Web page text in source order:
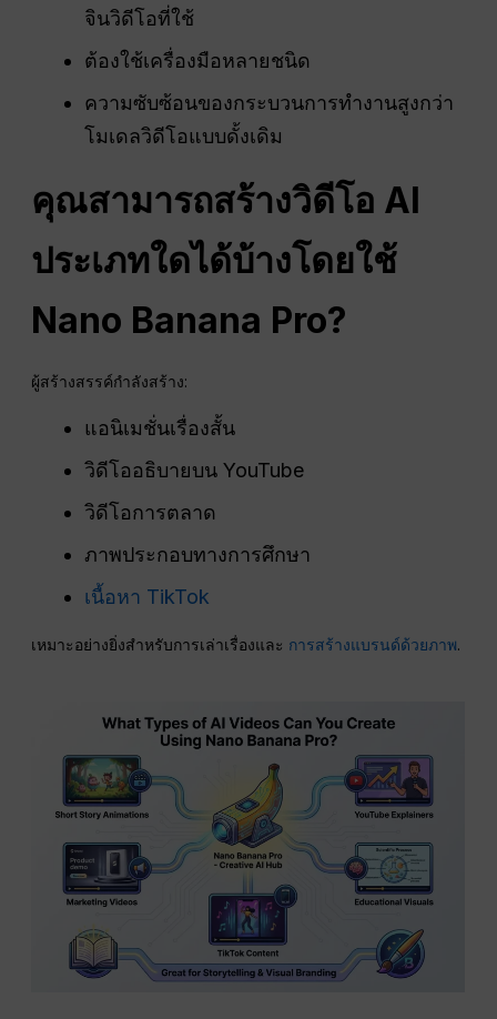
จินวิดีโอที่ใช้
ต้องใช้เครื่องมือหลายชนิด
ความซับซ้อนของกระบวนการทำงานสูงกว่า
โมเดลวิดีโอแบบดั้งเดิม
คุณสามารถสร้างวิดีโอ AI
ประเภทใดได้บ้างโดยใช้
Nano Banana Pro?
ผู้สร้างสรรค์กำลังสร้าง:
แอนิเมชั่นเรื่องสั้น
วิดีโออธิบายบน YouTube
วิดีโอการตลาด
ภาพประกอบทางการศึกษา
เนื้อหา TikTok
เหมาะอย่างยิ่งสำหรับการเล่าเรื่องและ การสร้างแบรนด์ด้วยภาพ.